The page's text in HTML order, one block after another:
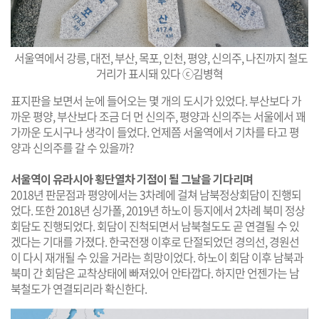
서울역에서 강릉, 대전, 부산, 목포, 인천, 평양, 신의주, 나진까지 철도
거리가 표시돼 있다 ⓒ김병혁
표지판을 보면서 눈에 들어오는 몇 개의 도시가 있었다. 부산보다 가
까운 평양, 부산보다 조금 더 먼 신의주, 평양과 신의주는 서울에서 꽤
가까운 도시구나 생각이 들었다. 언제쯤 서울역에서 기차를 타고 평
양과 신의주를 갈 수 있을까?
서울역이 유라시아 횡단열차 기점이 될 그날을 기다리며
2018년 판문점과 평양에서는 3차례에 걸쳐 남북정상회담이 진행되
었다. 또한 2018년 싱가폴, 2019년 하노이 등지에서 2차례 북미 정상
회담도 진행되었다. 회담이 진척되면서 남북철도도 곧 연결될 수 있
겠다는 기대를 가졌다. 한국전쟁 이후로 단절되었던 경의선, 경원선
이 다시 재개될 수 있을 거라는 희망이었다. 하노이 회담 이후 남북과
북미 간 회담은 교착상태에 빠져있어 안타깝다. 하지만 언젠가는 남
북철도가 연결되리라 확신한다.